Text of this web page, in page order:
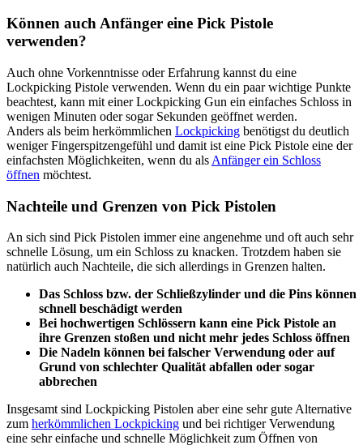
Können auch Anfänger eine Pick Pistole
verwenden?
Auch ohne Vorkenntnisse oder Erfahrung kannst du eine
Lockpicking Pistole verwenden. Wenn du ein paar wichtige Punkte
beachtest, kann mit einer Lockpicking Gun ein einfaches Schloss in
wenigen Minuten oder sogar Sekunden geöffnet werden.
Anders als beim herkömmlichen Lockpicking benötigst du deutlich
weniger Fingerspitzengefühl und damit ist eine Pick Pistole eine der
einfachsten Möglichkeiten, wenn du als Anfänger ein Schloss
öffnen möchtest.
Nachteile und Grenzen von Pick Pistolen
An sich sind Pick Pistolen immer eine angenehme und oft auch sehr
schnelle Lösung, um ein Schloss zu knacken. Trotzdem haben sie
natürlich auch Nachteile, die sich allerdings in Grenzen halten.
Das Schloss bzw. der Schließzylinder und die Pins können
schnell beschädigt werden
Bei hochwertigen Schlössern kann eine Pick Pistole an
ihre Grenzen stoßen und nicht mehr jedes Schloss öffnen
Die Nadeln können bei falscher Verwendung oder auf
Grund von schlechter Qualität abfallen oder sogar
abbrechen
Insgesamt sind Lockpicking Pistolen aber eine sehr gute Alternative
zum herkömmlichen Lockpicking und bei richtiger Verwendung
eine sehr einfache und schnelle Möglichkeit zum Öffnen von